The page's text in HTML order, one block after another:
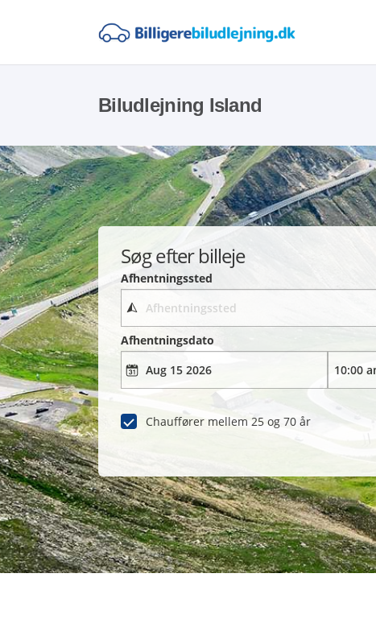
Biludlejning Island
Søg efter billeje
Afhentningssted
Afhentningsdato
Chauffører mellem 25 og 70 år